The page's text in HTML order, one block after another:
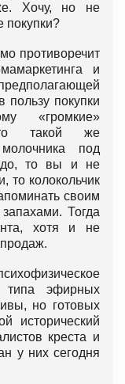
Хочу, но не
покупки?
противоречит
и
пользу покупки
«громкие»
такой же
под
то вы и не
то колокольчик
своим
Тогда
хотя и не
типа эфирных
но готовых
исторический
креста и
у них сегодня